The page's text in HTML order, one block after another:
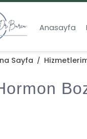
Anasayfa
Sayfa /